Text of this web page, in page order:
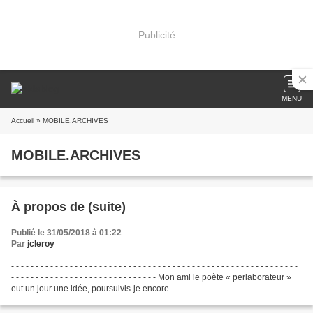
Publicité
MENU
Accueil » MOBILE.ARCHIVES
MOBILE.ARCHIVES
À propos de (suite)
Publié le 31/05/2018 à 01:22
Par jcleroy
- - - - - - - - - - - - - - - - - - - - - - - - - - - - - - - - - - - - - - - - - - - - - - - - - - - - - - - - - - -
- - - - - - - - - - - - - - - - - - - - - - - - - - - - - - Mon ami le poète « perlaborateur »
eut un jour une idée, poursuivis-je encore...